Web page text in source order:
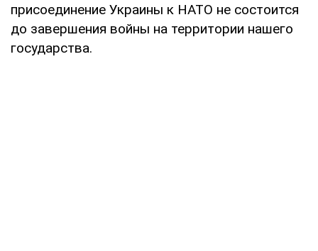
присоединение Украины к НАТО не состоится
до завершения войны на территории нашего
государства.